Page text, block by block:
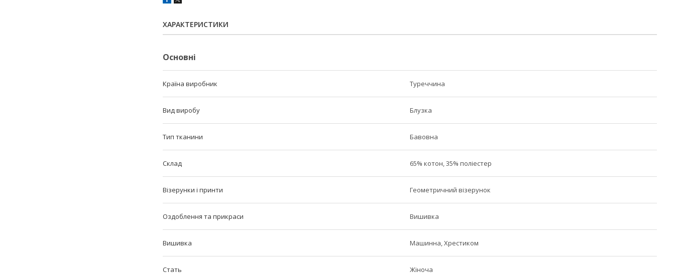
ХАРАКТЕРИСТИКИ
Основні
Країна виробник Туреччина
Вид виробу Блузка
Тип тканини Бавовна
Склад 65% котон, 35% поліестер
Візерунки і принти Геометричний візерунок
Оздоблення та прикраси Вишивка
Вишивка Машинна, Хрестиком
Стать Жіноча